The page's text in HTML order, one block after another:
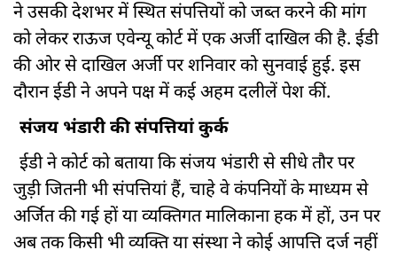
ने उसकी देशभर में स्थित संपत्तियों को जब्त करने की मांग
को लेकर राऊज एवेन्यू कोर्ट में एक अर्जी दाखिल की है. ईडी
की ओर से दाखिल अर्जी पर शनिवार को सुनवाई हुई. इस
दौरान ईडी ने अपने पक्ष में कई अहम दलीलें पेश कीं.
संजय भंडारी की संपत्तियां कुर्क
ईडी ने कोर्ट को बताया कि संजय भंडारी से सीधे तौर पर
जुड़ी जितनी भी संपत्तियां हैं, चाहे वे कंपनियों के माध्यम से
अर्जित की गई हों या व्यक्तिगत मालिकाना हक में हों, उन पर
अब तक किसी भी व्यक्ति या संस्था ने कोई आपत्ति दर्ज नहीं